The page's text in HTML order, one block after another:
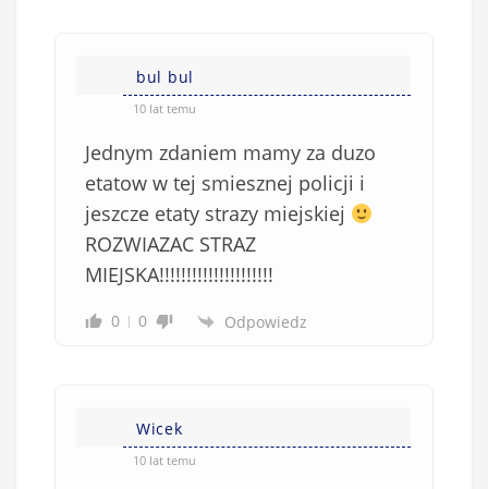
bul bul
10 lat temu
Jednym zdaniem mamy za duzo
etatow w tej smiesznej policji i
jeszcze etaty strazy miejskiej
ROZWIAZAC STRAZ
MIEJSKA!!!!!!!!!!!!!!!!!!!!!
0 0 Odpowiedz
Wicek
10 lat temu